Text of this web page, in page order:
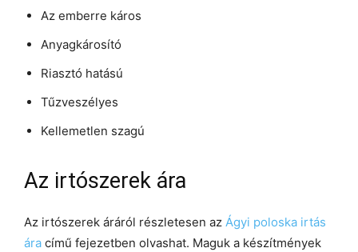
Az emberre káros
Anyagkárosító
Riasztó hatású
Tűzveszélyes
Kellemetlen szagú
Az irtószerek ára
Az irtószerek áráról részletesen az Ágyi poloska irtás
ára című fejezetben olvashat. Maguk a készítmények